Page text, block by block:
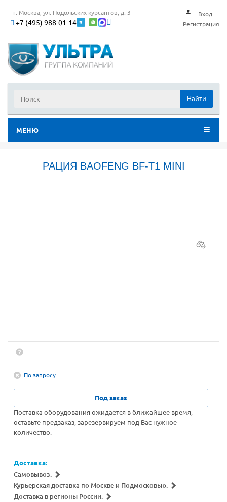
г. Москва, ул. Подольских курсантов, д. 3
+7 (495) 988-01-14
Вход
Регистрация
Найти
МЕНЮ
РАЦИЯ BAOFENG BF-T1 MINI
По запросу
Под заказ
Поставка оборудования ожидается в ближайшее время,
оставьте предзаказ, зарезервируем под Вас нужное
количество.
Доставка:
Самовывоз:
Курьерская доставка по Москве и Подмосковью:
Доставка в регионы России: